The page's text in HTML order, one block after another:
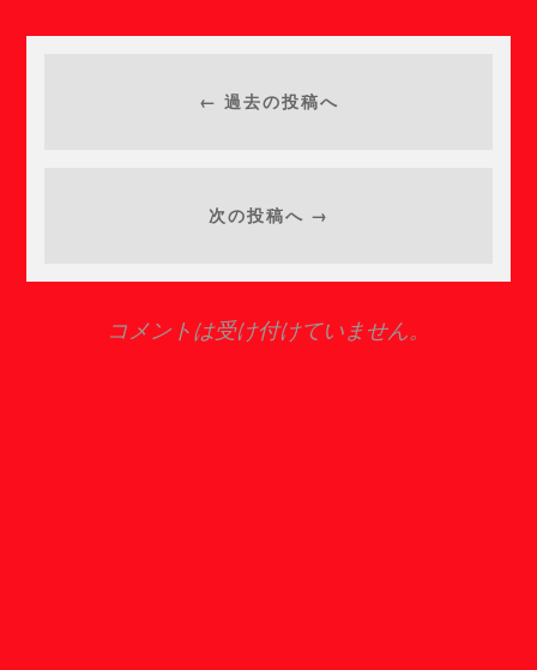
← 過去の投稿へ
次の投稿へ →
コメントは受け付けていません。